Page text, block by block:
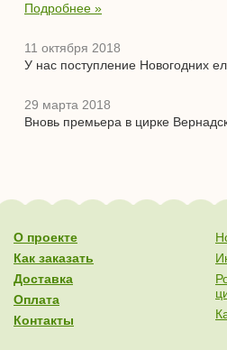
Подробнее »
11 октября 2018
У нас поступление Новогодних
29 марта 2018
Вновь премьера в цирке
О проекте
Как заказать
Доставка
Оплата
Контакты